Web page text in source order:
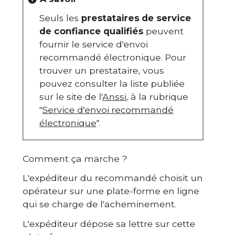
Seuls les prestataires de service
de confiance qualifiés peuvent
fournir le service d'envoi
recommandé électronique. Pour
trouver un prestataire, vous
pouvez consulter la liste publiée
sur le site de l'Anssi, à la rubrique
"Service d'envoi recommandé
électronique".
Comment ça marche ?
L'expéditeur du recommandé choisit un
opérateur sur une plate-forme en ligne
qui se charge de l'acheminement.
L'expéditeur dépose sa lettre sur cette